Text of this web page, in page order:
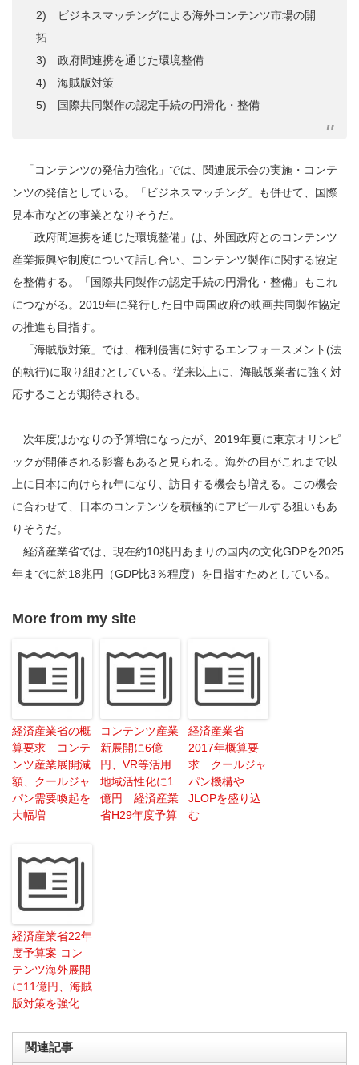
2) ビジネスマッチングによる海外コンテンツ市場の開
拓
3) 政府間連携を通じた環境整備
4) 海賊版対策
5) 国際共同製作の認定手続の円滑化・整備
「コンテンツの発信力強化」では、関連展示会の実施・コンテ
ンツの発信としている。「ビジネスマッチング」も併せて、国際
見本市などの事業となりそうだ。
「政府間連携を通じた環境整備」は、外国政府とのコンテンツ
産業振興や制度について話し合い、コンテンツ製作に関する協定
を整備する。「国際共同製作の認定手続の円滑化・整備」もこれ
につながる。2019年に発行した日中両国政府の映画共同製作協定
の推進も目指す。
「海賊版対策」では、権利侵害に対するエンフォースメント(法
的執行)に取り組むとしている。従来以上に、海賊版業者に強く対
応することが期待される。
次年度はかなりの予算増になったが、2019年夏に東京オリンピ
ックが開催される影響もあると見られる。海外の目がこれまで以
上に日本に向けられ年になり、訪日する機会も増える。この機会
に合わせて、日本のコンテンツを積極的にアピールする狙いもあ
りそうだ。
経済産業省では、現在約10兆円あまりの国内の文化GDPを2025
年までに約18兆円（GDP比3％程度）を目指すためとしている。
More from my site
経済産業省の概
算要求 コンテ
ンツ産業展開減
額、クールジャ
パン需要喚起を
大幅増
コンテンツ産業
新展開に6億
円、VR等活用
地域活性化に1
億円 経済産業
省H29年度予算
経済産業省
2017年概算要
求 クールジャ
パン機構や
JLOPを盛り込
む
経済産業省22年
度予算案 コン
テンツ海外展開
に11億円、海賊
版対策を強化
関連記事